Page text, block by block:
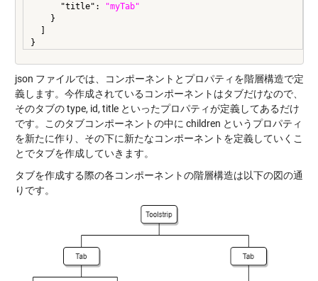
      "title":
"myTab"
    }
  ]
json ファイルでは、コンポーネントとプロパティを階層構造で定
義します。今作成されているコンポーネントはタブだけなので、
そのタブの type, id, title といったプロパティが定義してあるだけ
です。このタブコンポーネントの中に children というプロパティ
を新たに作り、その下に新たなコンポーネントを定義していくこ
とでタブを作成していきます。
タブを作成する際の各コンポーネントの階層構造は以下の図の通
りです。